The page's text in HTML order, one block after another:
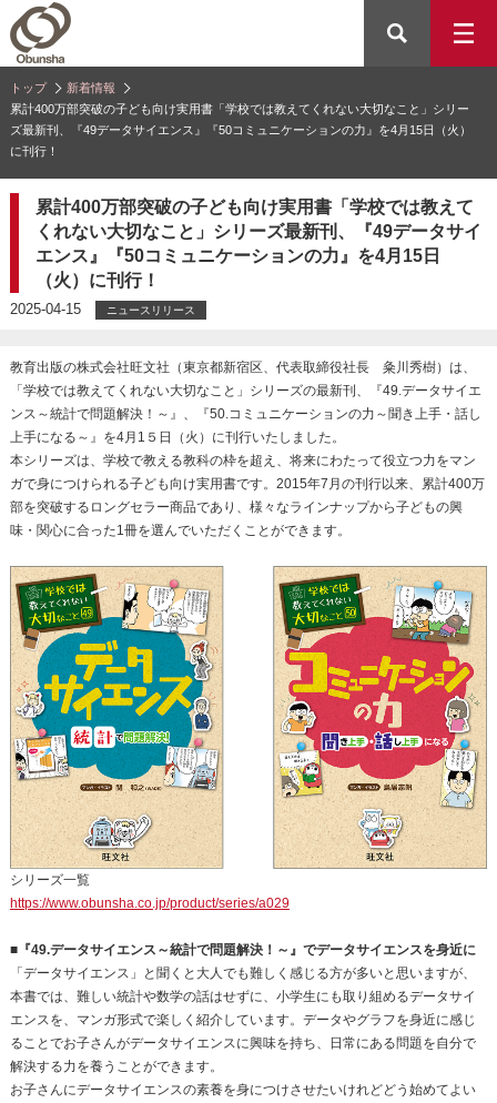
トップ
新着情報
累計400万部突破の子ども向け実用書「学校では教えてくれない大切なこと」シリー
ズ最新刊、『49データサイエンス』『50コミュニケーションの力』を4月15日（火）
に刊行！
累計400万部突破の子ども向け実用書「学校では教えて
くれない大切なこと」シリーズ最新刊、『49データサイ
エンス』『50コミュニケーションの力』を4月15日
（火）に刊行！
2025-04-15 ニュースリリース
教育出版の株式会社旺文社（東京都新宿区、代表取締役社長 粂川秀樹）は、
「学校では教えてくれない大切なこと」シリーズの最新刊、『49.データサイエ
ンス～統計で問題解決！～』、『50.コミュニケーションの力～聞き上手・話し
上手になる～』を4月1５日（火）に刊行いたしました。
本シリーズは、学校で教える教科の枠を超え、将来にわたって役立つ力をマン
ガで身につけられる子ども向け実用書です。2015年7月の刊行以来、累計400万
部を突破するロングセラー商品であり、様々なラインナップから子どもの興
味・関心に合った1冊を選んでいただくことができます。
シリーズ一覧
https://www.obunsha.co.jp/product/series/a029
■『49.データサイエンス～統計で問題解決！～』でデータサイエンスを身近に
「データサイエンス」と聞くと大人でも難しく感じる方が多いと思いますが、
本書では、難しい統計や数学の話はせずに、小学生にも取り組めるデータサイ
エンスを、マンガ形式で楽しく紹介しています。データやグラフを身近に感じ
ることでお子さんがデータサイエンスに興味を持ち、日常にある問題を自分で
解決する力を養うことができます。
お子さんにデータサイエンスの素養を身につけさせたいけれどどう始めてよい